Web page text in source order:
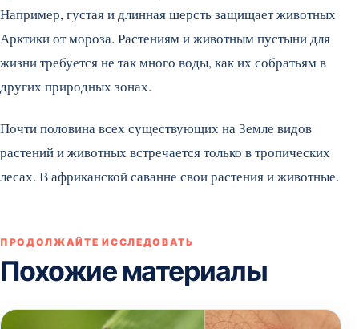
Например, густая и длинная шерсть защищает животных
Арктики от мороза. Растениям и животным пустыни для
жизни требуется не так много воды, как их собратьям в
других природных зонах.
Почти половина всех существующих на Земле видов
растений и животных встречается только в тропических
лесах. В африканской саванне свои растения и животные.
ПРОДОЛЖАЙТЕ ИССЛЕДОВАТЬ
Похожие материалы